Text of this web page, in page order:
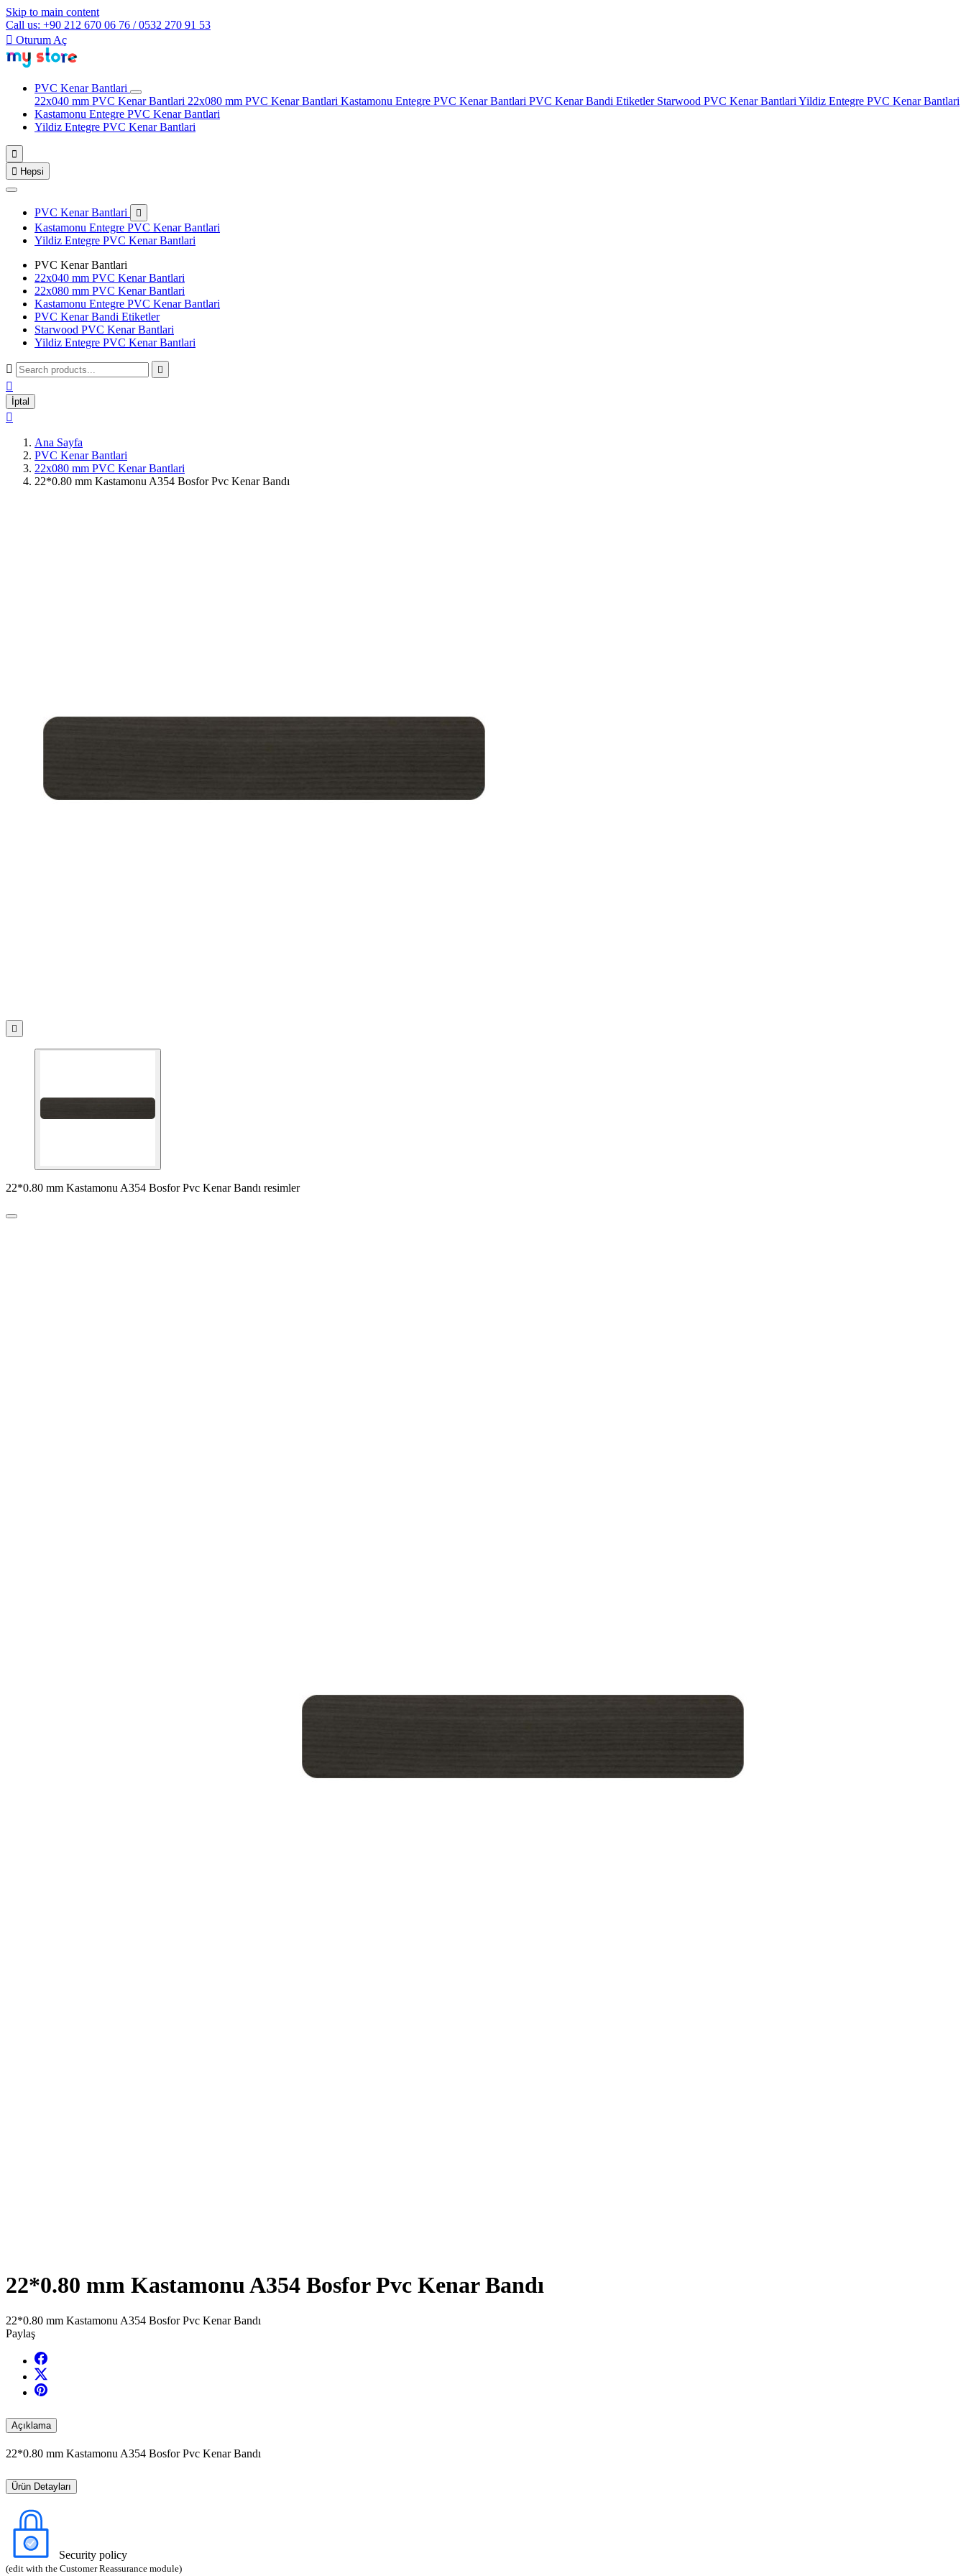
Skip to main content
Call us: +90 212 670 06 76 / 0532 270 91 53
 Oturum Aç
PVC Kenar Bantlari
22x040 mm PVC Kenar Bantlari 22x080 mm PVC Kenar Bantlari Kastamonu Entegre PVC Kenar Bantlari PVC Kenar Bandi Etiketler Starwood PVC Kenar Bantlari Yildiz Entegre PVC Kenar Bantlari
Kastamonu Entegre PVC Kenar Bantlari
Yildiz Entegre PVC Kenar Bantlari

 Hepsi
PVC Kenar Bantlari 
Kastamonu Entegre PVC Kenar Bantlari
Yildiz Entegre PVC Kenar Bantlari
PVC Kenar Bantlari
22x040 mm PVC Kenar Bantlari
22x080 mm PVC Kenar Bantlari
Kastamonu Entegre PVC Kenar Bantlari
PVC Kenar Bandi Etiketler
Starwood PVC Kenar Bantlari
Yildiz Entegre PVC Kenar Bantlari
 

İptal

Ana Sayfa
PVC Kenar Bantlari
22x080 mm PVC Kenar Bantlari
22*0.80 mm Kastamonu A354 Bosfor Pvc Kenar Bandı

22*0.80 mm Kastamonu A354 Bosfor Pvc Kenar Bandı resimler
22*0.80 mm Kastamonu A354 Bosfor Pvc Kenar Bandı
22*0.80 mm Kastamonu A354 Bosfor Pvc Kenar Bandı
Paylaş
Açıklama
22*0.80 mm Kastamonu A354 Bosfor Pvc Kenar Bandı
Ürün Detayları
Security policy
(edit with the Customer Reassurance module)